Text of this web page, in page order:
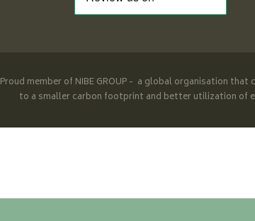
Proud member of NIBE GROUP - a global organisation that
to a smaller carbon footprint and better utilization of